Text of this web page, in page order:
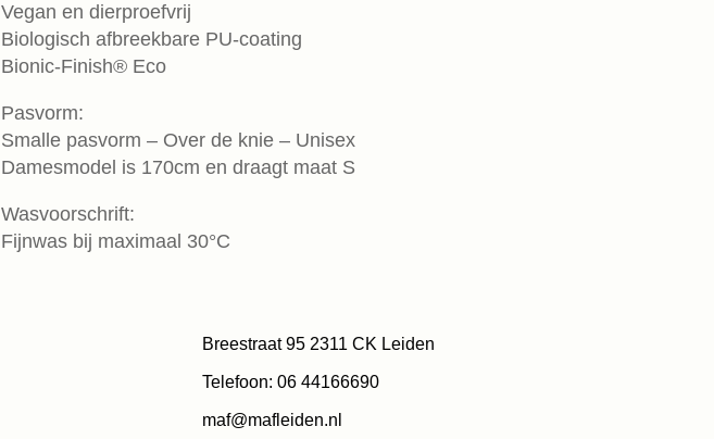
Vegan en dierproefvrij
Biologisch afbreekbare PU-coating
Bionic-Finish® Eco
Pasvorm:
Smalle pasvorm – Over de knie – Unisex
Damesmodel is 170cm en draagt maat S
Wasvoorschrift:
Fijnwas bij maximaal 30°C
Breestraat 95 2311 CK Leiden
Telefoon: 06 44166690
maf@mafleiden.nl